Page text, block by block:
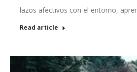
lazos afectivos con el entorno,
Read article